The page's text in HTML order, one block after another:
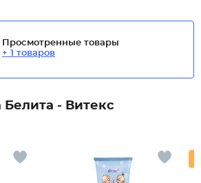
Просмотренные товары
+ 1 товаров
- Витекс